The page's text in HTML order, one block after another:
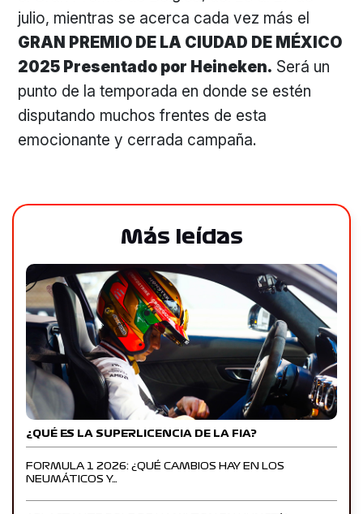
julio, mientras se acerca cada vez más el
GRAN PREMIO DE LA CIUDAD DE MÉXICO
2025 Presentado por Heineken. Será un
punto de la temporada en donde se estén
disputando muchos frentes de esta
emocionante y cerrada campaña.
Más leídas
¿QUÉ ES LA SUPERLICENCIA DE LA FIA?
FORMULA 1 2026: ¿QUÉ CAMBIOS HAY EN LOS
NEUMÁTICOS Y…